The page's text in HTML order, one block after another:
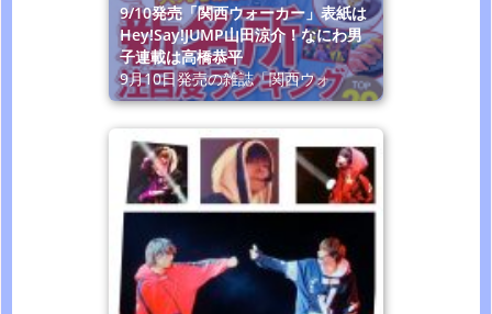
9/10発売「関西ウォーカー」表紙は
Hey!Say!JUMP山田涼介！なにわ男
子連載は高橋恭平
9月10日発売の雑誌「関西ウォ